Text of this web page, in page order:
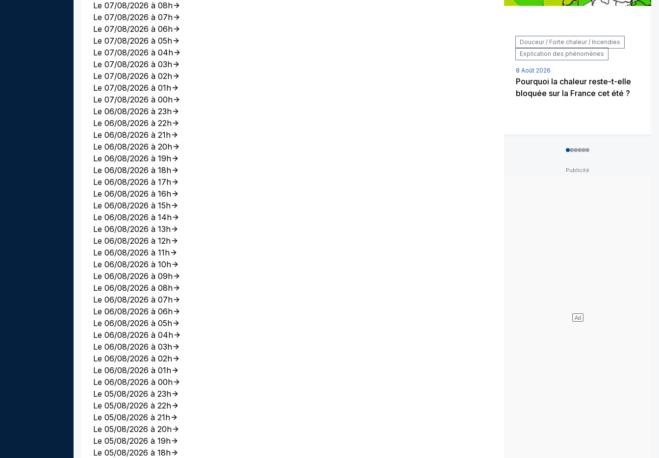
Le 07/08/2026 à 08h
Le 07/08/2026 à 07h
Le 07/08/2026 à 06h
Le 07/08/2026 à 05h
Le 07/08/2026 à 04h
Le 07/08/2026 à 03h
Le 07/08/2026 à 02h
Le 07/08/2026 à 01h
Le 07/08/2026 à 00h
Le 06/08/2026 à 23h
Le 06/08/2026 à 22h
Le 06/08/2026 à 21h
Le 06/08/2026 à 20h
Le 06/08/2026 à 19h
Le 06/08/2026 à 18h
Le 06/08/2026 à 17h
Le 06/08/2026 à 16h
Le 06/08/2026 à 15h
Le 06/08/2026 à 14h
Le 06/08/2026 à 13h
Le 06/08/2026 à 12h
Le 06/08/2026 à 11h
Le 06/08/2026 à 10h
Le 06/08/2026 à 09h
Le 06/08/2026 à 08h
Le 06/08/2026 à 07h
Le 06/08/2026 à 06h
Le 06/08/2026 à 05h
Le 06/08/2026 à 04h
Le 06/08/2026 à 03h
Le 06/08/2026 à 02h
Le 06/08/2026 à 01h
Le 06/08/2026 à 00h
Le 05/08/2026 à 23h
Le 05/08/2026 à 22h
Le 05/08/2026 à 21h
Le 05/08/2026 à 20h
Le 05/08/2026 à 19h
Le 05/08/2026 à 18h
Douceur / Forte chaleur / Incendies
Explication des phénomènes
8 Août 2026
Pourquoi la chaleur reste-t-elle
bloquée sur la France cet été ?
012345